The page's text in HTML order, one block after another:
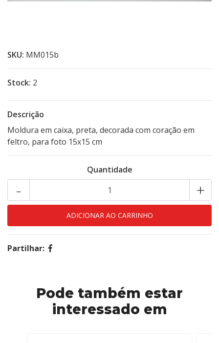
SKU: MM015b
Stock: 2
Descrição
Moldura em caixa, preta, decorada com coração em
feltro, para foto 15x15 cm
Quantidade
+
-
Partilhar:
Pode também estar
interessado em